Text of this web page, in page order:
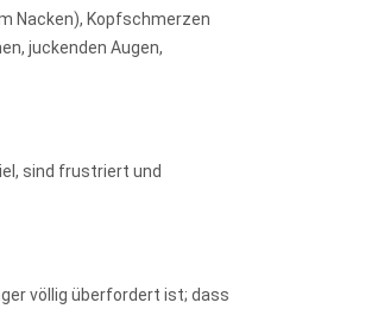
Nacken), Kopfschmerzen
juckenden Augen,
sind frustriert und
völlig überfordert ist; dass